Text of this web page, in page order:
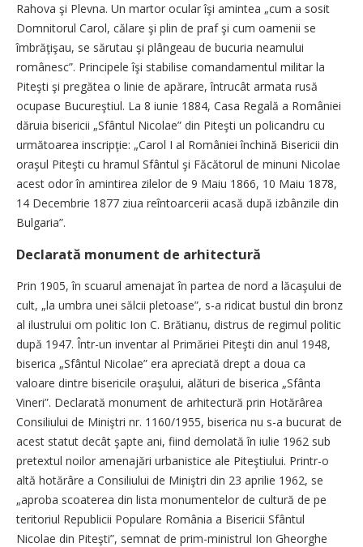
Rahova şi Plevna. Un martor ocular îşi amintea „cum a sosit
Domnitorul Carol, călare şi plin de praf şi cum oamenii se
îmbrăţişau, se sărutau şi plângeau de bucuria neamului
românesc”. Principele îşi stabilise comandamentul militar la
Piteşti şi pregătea o linie de apărare, întrucât armata rusă
ocupase Bucureştiul. La 8 iunie 1884, Casa Regală a României
dăruia bisericii „Sfântul Nicolae” din Piteşti un policandru cu
următoarea inscripţie: „Carol I al României închină Bisericii din
oraşul Piteşti cu hramul Sfântul şi Făcătorul de minuni Nicolae
acest odor în amintirea zilelor de 9 Maiu 1866, 10 Maiu 1878,
14 Decembrie 1877 ziua reîntoarcerii acasă după izbânzile din
Bulgaria”.
Declarată monument de arhitectură
Prin 1905, în scuarul amenajat în partea de nord a lăcaşului de
cult, „la umbra unei sălcii pletoase”, s-a ridicat bustul din bronz
al ilustrului om politic Ion C. Brătianu, distrus de regimul politic
după 1947. Într-un inventar al Primăriei Piteşti din anul 1948,
biserica „Sfântul Nicolae” era apreciată drept a doua ca
valoare dintre bisericile oraşului, alături de biserica „Sfânta
Vineri”. Declarată monument de arhitectură prin Hotărârea
Consiliului de Miniştri nr. 1160/1955, biserica nu s-a bucurat de
acest statut decât şapte ani, fiind demolată în iulie 1962 sub
pretextul noilor amenajări urbanistice ale Piteştiului. Printr-o
altă hotărâre a Consiliului de Miniştri din 23 aprilie 1962, se
„aproba scoaterea din lista monumentelor de cultură de pe
teritoriul Republicii Populare România a Bisericii Sfântul
Nicolae din Piteşti”, semnat de prim-ministrul Ion Gheorghe